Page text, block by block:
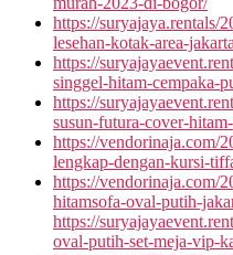
https://suryajaya.rentals/
lesehan-kotak-area-
https://
singgel-hitam-cempaka-
https://
susun-futura-cover-
https://vendorinaja.com/
lengkap-dengan-kursi-
https://vendorinaja.com/
hitamsofa-oval-putih-
https://
oval-putih-set-meja-vip-